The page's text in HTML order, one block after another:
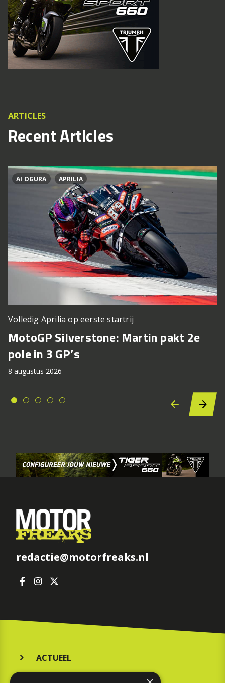
ARTICLES
Recent Articles
AI OGURA APRILIA
Volledig Aprilia op eerste startrij
MotoGP Silverstone: Martin pakt 2e
pole in 3 GP’s
8 augustus 2026
redactie@motorfreaks.nl
ACTUEEL